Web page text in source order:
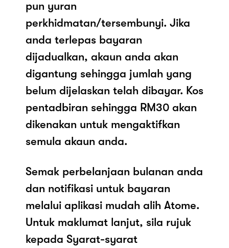
pun yuran
perkhidmatan/tersembunyi. Jika
anda terlepas bayaran
dijadualkan, akaun anda akan
digantung sehingga jumlah yang
belum dijelaskan telah dibayar. Kos
pentadbiran sehingga RM30 akan
dikenakan untuk mengaktifkan
semula akaun anda.
Semak perbelanjaan bulanan anda
dan notifikasi untuk bayaran
melalui aplikasi mudah alih Atome.
Untuk maklumat lanjut, sila rujuk
kepada Syarat-syarat